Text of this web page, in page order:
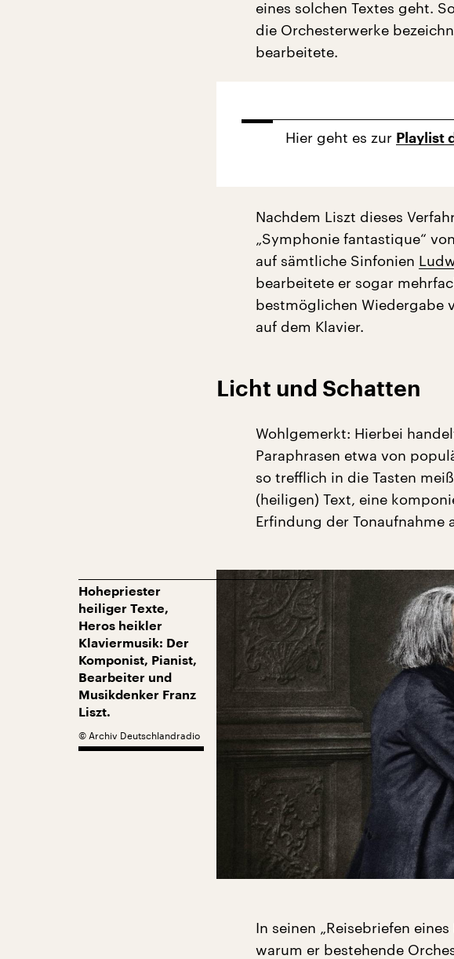
eines solchen Textes geht.
die Orchesterwerke
bearbeitete.
Hier geht es zur Playlist
Nachdem Liszt dieses
„Symphonie fantastique“
auf sämtliche Sinfonien
bearbeitete er sogar
bestmöglichen Wiedergabe
auf dem Klavier.
Licht und Schatten
Wohlgemerkt: Hierbei
Paraphrasen etwa von
so trefflich in die Tasten
(heiligen) Text, eine
Erfindung der Tonaufnahme
Hohepriester
heiliger Texte,
Heros heikler
Klaviermusik: Der
Komponist, Pianist,
Bearbeiter und
Musikdenker Franz
Liszt.
© Archiv Deutschlandradio
In seinen „Reisebriefen
warum er bestehende